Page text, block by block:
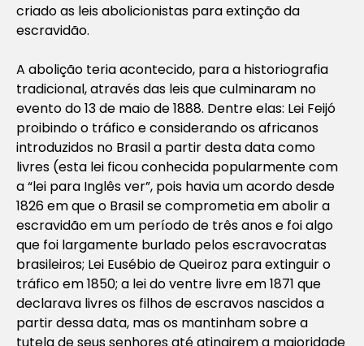
criado as leis abolicionistas para extinção da
escravidão.
A abolição teria acontecido, para a historiografia
tradicional, através das leis que culminaram no
evento do 13 de maio de 1888. Dentre elas: Lei Feijó
proibindo o tráfico e considerando os africanos
introduzidos no Brasil a partir desta data como
livres (esta lei ficou conhecida popularmente com
a “lei para Inglês ver”, pois havia um acordo desde
1826 em que o Brasil se comprometia em abolir a
escravidão em um período de três anos e foi algo
que foi largamente burlado pelos escravocratas
brasileiros; Lei Eusébio de Queiroz para extinguir o
tráfico em 1850; a lei do ventre livre em 1871 que
declarava livres os filhos de escravos nascidos a
partir dessa data, mas os mantinham sobre a
tutela de seus senhores até atingirem a maioridade